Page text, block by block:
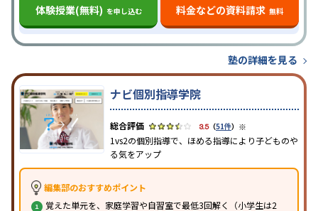
体験授業(無料) を申し込む 料金などの資料請求 無料
塾の詳細を見る
ナビ個別指導学院
3.5（51件） ※
1vs2の個別指導で、ほめる指導により子どものや
る気をアップ
編集部のおすすめポイント
覚えた単元を、家庭学習や自習室で最低3回解く（小学生は2